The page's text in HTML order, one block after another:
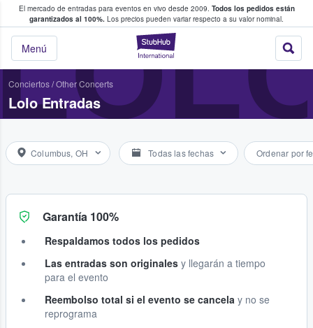
El mercado de entradas para eventos en vivo desde 2009. Todos los pedidos están
garantizados al 100%. Los precios pueden variar respecto a su valor nominal.
StubHub:
Menú
y venta de entradas entre fans
Conciertos/Other Concerts
Lolo Entradas
Columbus, OH Todas las fechas Ordenar por
Garantía 100%
Respaldamos todos los pedidos
Las entradas son originales y llegarán a tiempo
para el evento
Reembolso total si el evento se cancela y no se
reprograma